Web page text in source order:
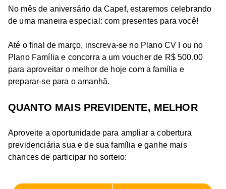
No mês de aniversário da Capef, estaremos celebrando
de uma maneira especial: com presentes para você!
Até o final de março, inscreva-se no Plano CV I ou no
Plano Família e concorra a um voucher de R$ 500,00
para aproveitar o melhor de hoje com a família e
preparar-se para o amanhã.
QUANTO MAIS PREVIDENTE, MELHOR
Aproveite a oportunidade para ampliar a cobertura
previdenciária sua e de sua família e ganhe mais
chances de participar no sorteio: